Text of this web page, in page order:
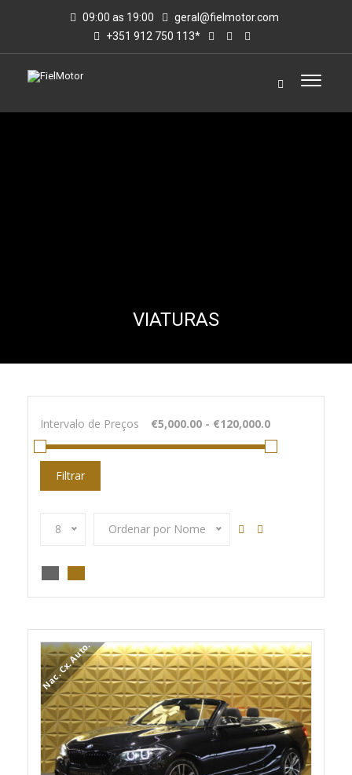
09:00 as 19:00
geral@fielmotor.com
+351 912 750 113*
VIATURAS
Intervalo de Preços
Filtrar
8 Ordenar por Nome
Nac. Cx. Auto.